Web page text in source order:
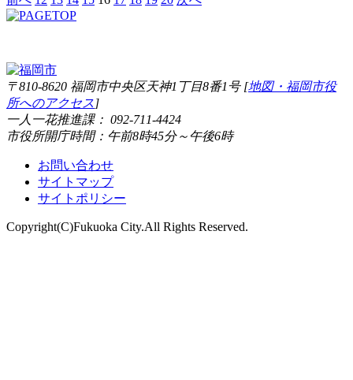
〒810-8620 福岡市中央区天神1丁目8番1号 [地図・福岡市役
所へのアクセス]
一人一花推進課： 092-711-4424
市役所開庁時間：午前8時45分～午後6時
お問い合わせ
サイトマップ
サイトポリシー
Copyright(C)Fukuoka City.All Rights Reserved.